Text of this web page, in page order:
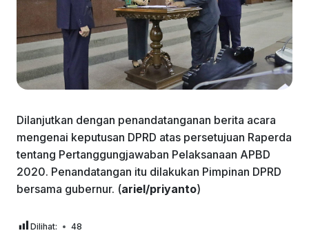
Dilanjutkan dengan penandatanganan berita acara
mengenai keputusan DPRD atas persetujuan Raperda
tentang Pertanggungjawaban Pelaksanaan APBD
2020. Penandatangan itu dilakukan Pimpinan DPRD
bersama gubernur. (ariel/priyanto)
Dilihat: 48